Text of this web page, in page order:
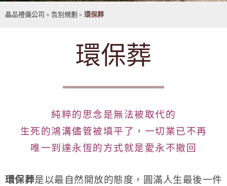
晶品禮儀公司 » 告別規劃 » 環保葬
環保葬
純粹的思念是無法被取代的
生死的鴻溝儘管被填平了，一切業已不再
唯一到達永恆的方式就是愛永不撤回
環保葬是以最自然開放的態度，圓滿人生最後一件